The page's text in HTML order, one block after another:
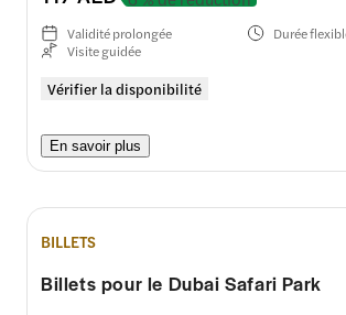
Vérifier la disponibilité
Validité prolongée
Durée
Visite guidée
En savoir plus
BILLETS
Billets pour le Dubai Safari Park